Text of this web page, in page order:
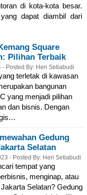
di kota-kota besar.
dapat diambil dari
Square
Pilihan Terbaik
Posted By: Heri Setiabudi
terletak di kawasan
bangunan
yang menjadi pilihan
dan bisnis. Dengan
Gedung
Selatan
- Posted By: Heri Setiabudi
tempat yang
menginap, atau
Selatan? Gedung